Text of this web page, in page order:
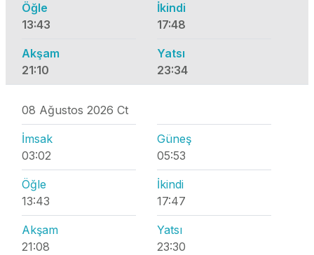
Öğle
13:43
İkindi
17:48
Akşam
21:10
Yatsı
23:34
08 Ağustos 2026 Ct
İmsak
03:02
Güneş
05:53
Öğle
13:43
İkindi
17:47
Akşam
21:08
Yatsı
23:30